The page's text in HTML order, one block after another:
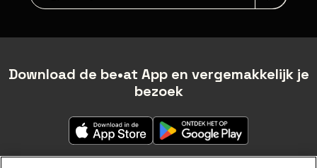
Download de be•at App en vergemakkelijk je
bezoek